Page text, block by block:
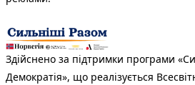
Здійснено за підтримки програми
Демократія», що реалізується